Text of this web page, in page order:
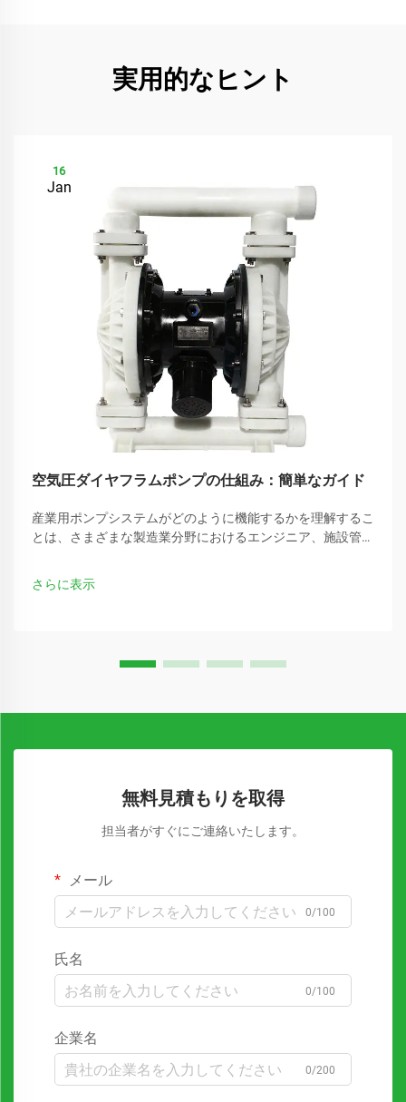
実用的なヒント
16
Jan
空気圧ダイヤフラムポンプの仕組み：簡単なガイド
産業用ポンプシステムがどのように機能するかを理解するこ
とは、さまざまな製造業分野におけるエンジニア、施設管理
ムポンプは、最も信頼性が高く多用途に使えるソリューショ
ンの一つです…
さらに表示
無料見積もりを取得
担当者がすぐにご連絡いたします。
メール
0/100
氏名
0/100
企業名
0/200